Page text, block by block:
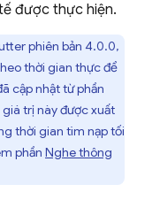
được thực hiện.
phiên bản 4.0.0,
thời gian thực để
cập nhật từ phần
trị này được xuất
thời gian tìm nạp tối
phần Nghe thông